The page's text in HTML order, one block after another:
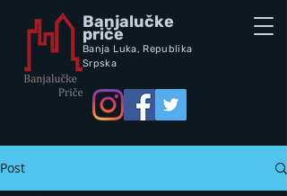
Banjalučke
priče
Banja Luka, Republika
Srpska
Post